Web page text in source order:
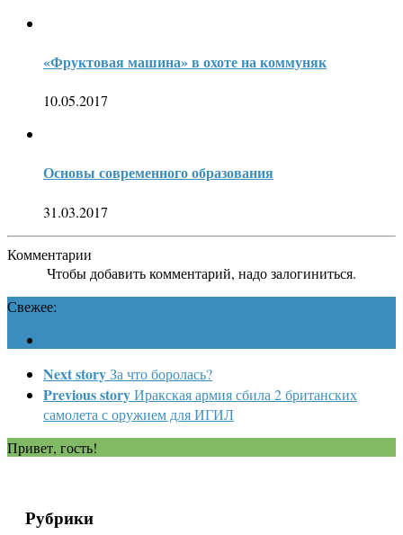
«Фруктовая машина» в охоте на коммуняк
10.05.2017
Основы современного образования
31.03.2017
Комментарии
Чтобы добавить комментарий, надо залогиниться.
Свежее:
Next storyЗа что боролась?
Previous storyИракская армия сбила 2 британских
самолета с оружием для ИГИЛ
Привет, гость!
Рубрики